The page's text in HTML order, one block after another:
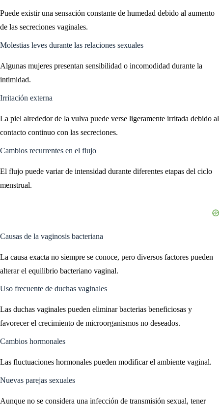
Puede existir una sensación constante de humedad debido al aumento
de las secreciones vaginales.
Molestias leves durante las relaciones sexuales
Algunas mujeres presentan sensibilidad o incomodidad durante la
intimidad.
Irritación externa
La piel alrededor de la vulva puede verse ligeramente irritada debido al
contacto continuo con las secreciones.
Cambios recurrentes en el flujo
El flujo puede variar de intensidad durante diferentes etapas del ciclo
menstrual.
Causas de la vaginosis bacteriana
La causa exacta no siempre se conoce, pero diversos factores pueden
alterar el equilibrio bacteriano vaginal.
Uso frecuente de duchas vaginales
Las duchas vaginales pueden eliminar bacterias beneficiosas y
favorecer el crecimiento de microorganismos no deseados.
Cambios hormonales
Las fluctuaciones hormonales pueden modificar el ambiente vaginal.
Nuevas parejas sexuales
Aunque no se considera una infección de transmisión sexual, tener